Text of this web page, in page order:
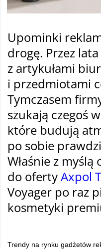
Upominki
drogę. Przez
z artykułami
i przedmiotami
Tymczasem
szukają czegoś
które budują
po sobie
Właśnie z
do ofertyAxpol
Voyager po raz
kosmetyki
Trendy na rynku gadżetów